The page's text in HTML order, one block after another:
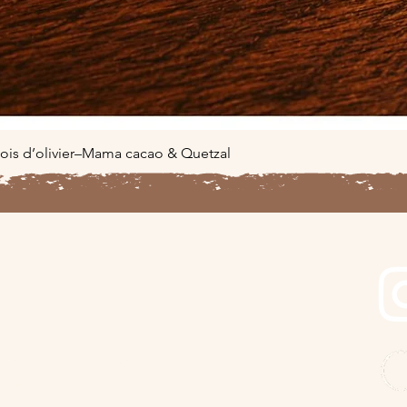
Aperçu rapide
d’olivier–Mama cacao & Quetzal